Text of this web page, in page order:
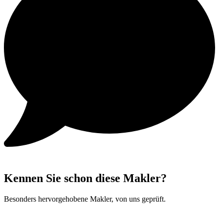
Kennen Sie schon diese Makler?
Besonders hervorgehobene Makler, von uns geprüft.